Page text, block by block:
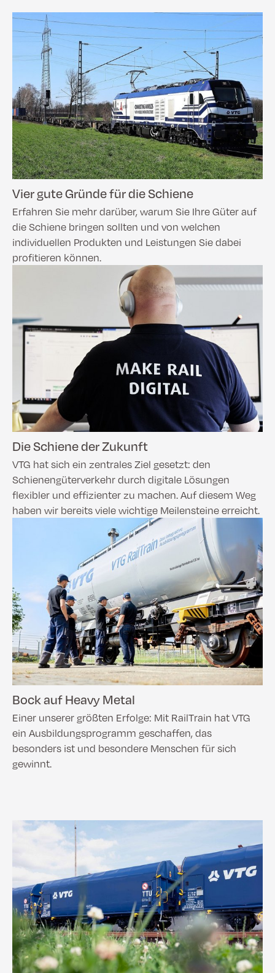
Vier gute Gründe für die Schiene
Erfahren Sie mehr darüber, warum Sie Ihre Güter auf
die Schiene bringen sollten und von welchen
individuellen Produkten und Leistungen Sie dabei
profitieren können.
Die Schiene der Zukunft
VTG hat sich ein zentrales Ziel gesetzt: den
Schienengüterverkehr durch digitale Lösungen
flexibler und effizienter zu machen. Auf diesem Weg
haben wir bereits viele wichtige Meilensteine erreicht.
Bock auf Heavy Metal
Einer unserer größten Erfolge: Mit RailTrain hat VTG
ein Ausbildungsprogramm geschaffen, das
besonders ist und besondere Menschen für sich
gewinnt.